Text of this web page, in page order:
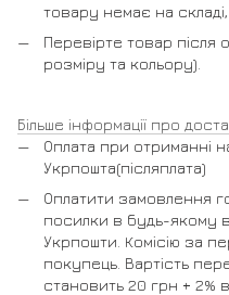
товару немає на
Перевірте товар після
розміру та кольору).
Більше інформації про
Оплата при отриманні
Укрпошта(післяплата)
Оплатити замовлення
посилки в будь-якому
Укрпошти. Комісію за
покупець. Вартість
становить 20 грн + 2%